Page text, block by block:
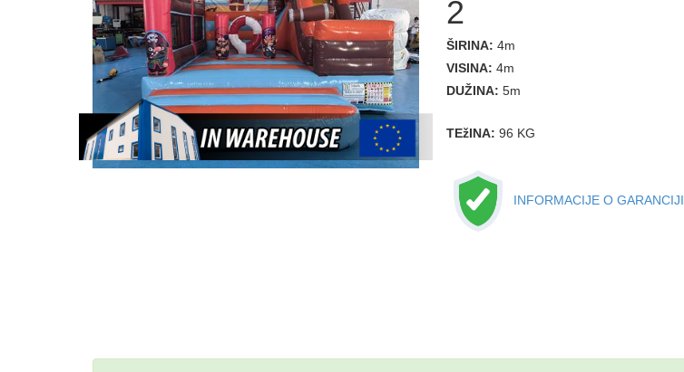
2
ŠIRINA: 4m
VISINA: 4m
DUŽINA: 5m
TEžINA: 96 KG
INFORMACIJE O GARANCIJI